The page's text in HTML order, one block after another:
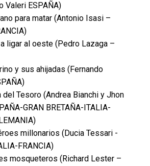
Valeri ESPAÑA)
para matar (Antonio Isasi –
ligar al oeste (Pedro Lazaga –
y sus ahijadas (Fernando
Tesoro (Andrea Bianchi y Jhon
GRAN BRETAÑA-ITALIA-
millonarios (Ducia Tessari -
FRANCIA)
mosqueteros (Richard Lester –